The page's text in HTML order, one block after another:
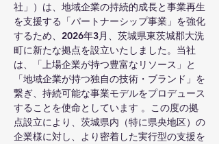
社」）は、地域企業の持続的成長と事業再生
を支援する「パートナーシップ事業」を強化
するため、2026年3月、茨城県東茨城郡大洗
町に新たな拠点を設立いたしました。当社
は、「上場企業が持つ豊富なリソース」と
「地域企業が持つ独自の技術・ブランド」を
繋ぎ、持続可能な事業モデルをプロデュース
することを使命としています 。この度の拠
点設立により、茨城県内（特に県央地区）の
企業様に対し、より密着した実行型の支援を